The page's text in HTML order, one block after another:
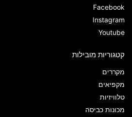
Facebook
Instagram
Youtube
קטגוריות מובילות
מקררים
מקפיאים
טלוויזיות
מכונות כביסה